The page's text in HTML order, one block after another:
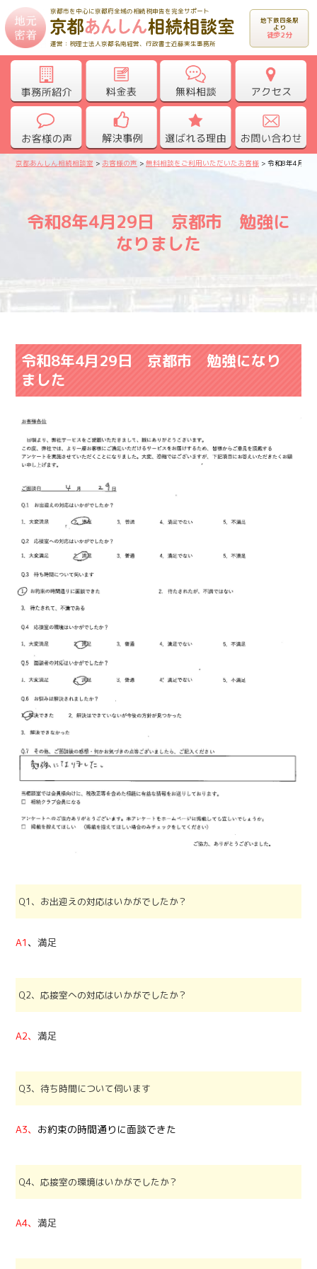
京都市を中心に京都府全域の相続税申告を完全サポート
運営：税理士法人京都名南経営、行政書士近藤実生事務所
地下鉄四条駅
より
徒歩2分
京都あんしん相続相談室 > お客様の声 >無料相談をご利用いただいたお客様 >令和8年4月
令和8年4月29日 京都市 勉強に
なりました
令和8年4月29日 京都市 勉強になり
ました
Q1、お出迎えの対応はいかがでしたか？
A1 、満足
Q2、応接室への対応はいかがでしたか？
A2、満足
Q3、待ち時間について伺います
A3、 お約束の時間通りに面談できた
Q4、応接室の環境はいかがでしたか？
A4、満足